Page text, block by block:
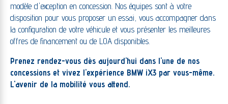
modèle d'exception en concession. Nos équipes sont à votre
disposition pour vous proposer un essai, vous accompagner dans
la configuration de votre véhicule et vous présenter les meilleures
offres de financement ou de LOA disponibles.
Prenez rendez-vous dès aujourd'hui dans l'une de nos
concessions et vivez l'expérience BMW iX3 par vous-même.
L'avenir de la mobilité vous attend.